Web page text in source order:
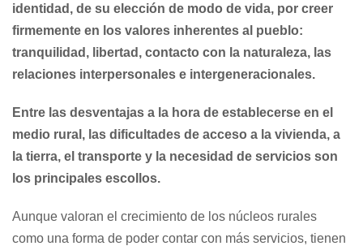
identidad, de su elección de modo de vida, por creer
firmemente en los valores inherentes al pueblo:
tranquilidad, libertad, contacto con la naturaleza, las
relaciones interpersonales e intergeneracionales.
Entre las desventajas a la hora de establecerse en el
medio rural, las dificultades de acceso a la vivienda, a
la tierra, el transporte y la necesidad de servicios son
los principales escollos.
Aunque valoran el crecimiento de los núcleos rurales
como una forma de poder contar con más servicios, tienen